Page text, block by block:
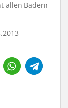
allen Badern